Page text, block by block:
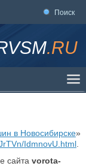
Поиск
.RU
в Новосибирске»
IdmnovU.html.
сайта vorota-